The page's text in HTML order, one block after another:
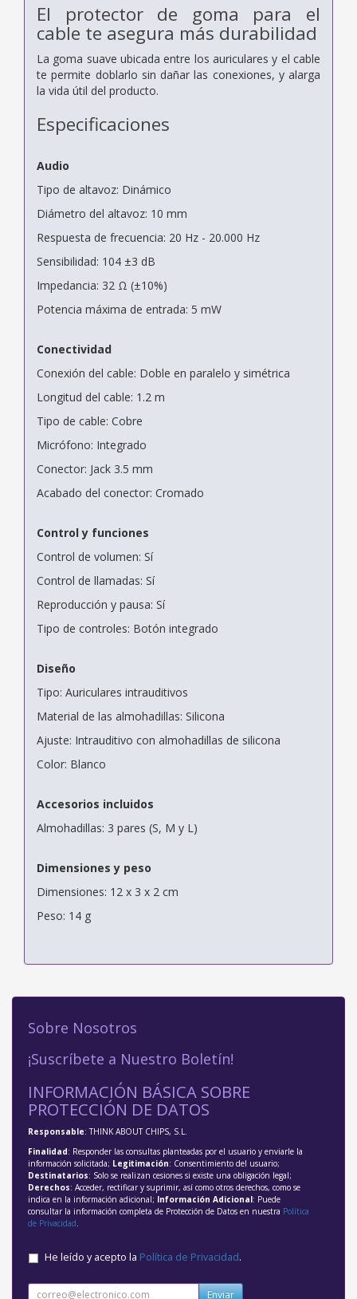
El protector de goma para el
cable te asegura más durabilidad
La goma suave ubicada entre los auriculares y el cable
te permite doblarlo sin dañar las conexiones, y alarga
la vida útil del producto.
Especificaciones
Audio
Tipo de altavoz: Dinámico
Diámetro del altavoz: 10 mm
Respuesta de frecuencia: 20 Hz - 20.000 Hz
Sensibilidad: 104 ±3 dB
Impedancia: 32 Ω (±10%)
Potencia máxima de entrada: 5 mW
Conectividad
Conexión del cable: Doble en paralelo y simétrica
Longitud del cable: 1.2 m
Tipo de cable: Cobre
Micrófono: Integrado
Conector: Jack 3.5 mm
Acabado del conector: Cromado
Control y funciones
Control de volumen: Sí
Control de llamadas: Sí
Reproducción y pausa: Sí
Tipo de controles: Botón integrado
Diseño
Tipo: Auriculares intrauditivos
Material de las almohadillas: Silicona
Ajuste: Intrauditivo con almohadillas de silicona
Color: Blanco
Accesorios incluidos
Almohadillas: 3 pares (S, M y L)
Dimensiones y peso
Dimensiones: 12 x 3 x 2 cm
Peso: 14 g
Sobre Nosotros
¡Suscríbete a Nuestro Boletín!
INFORMACIÓN BÁSICA SOBRE
PROTECCIÓN DE DATOS
Responsable: THINK ABOUT CHIPS, S.L.
Finalidad: Responder las consultas planteadas por el usuario y enviarle la
información solicitada; Legitimación: Consentimiento del usuario;
Destinatarios: Solo se realizan cesiones si existe una obligación legal;
Derechos: Acceder, rectificar y suprimir, así como otros derechos, como se
indica en la información adicional; Información Adicional: Puede
consultar la información completa de Protección de Datos en nuestra Política
de Privacidad
He leído y acepto la Política de Privacidad.
Enviar